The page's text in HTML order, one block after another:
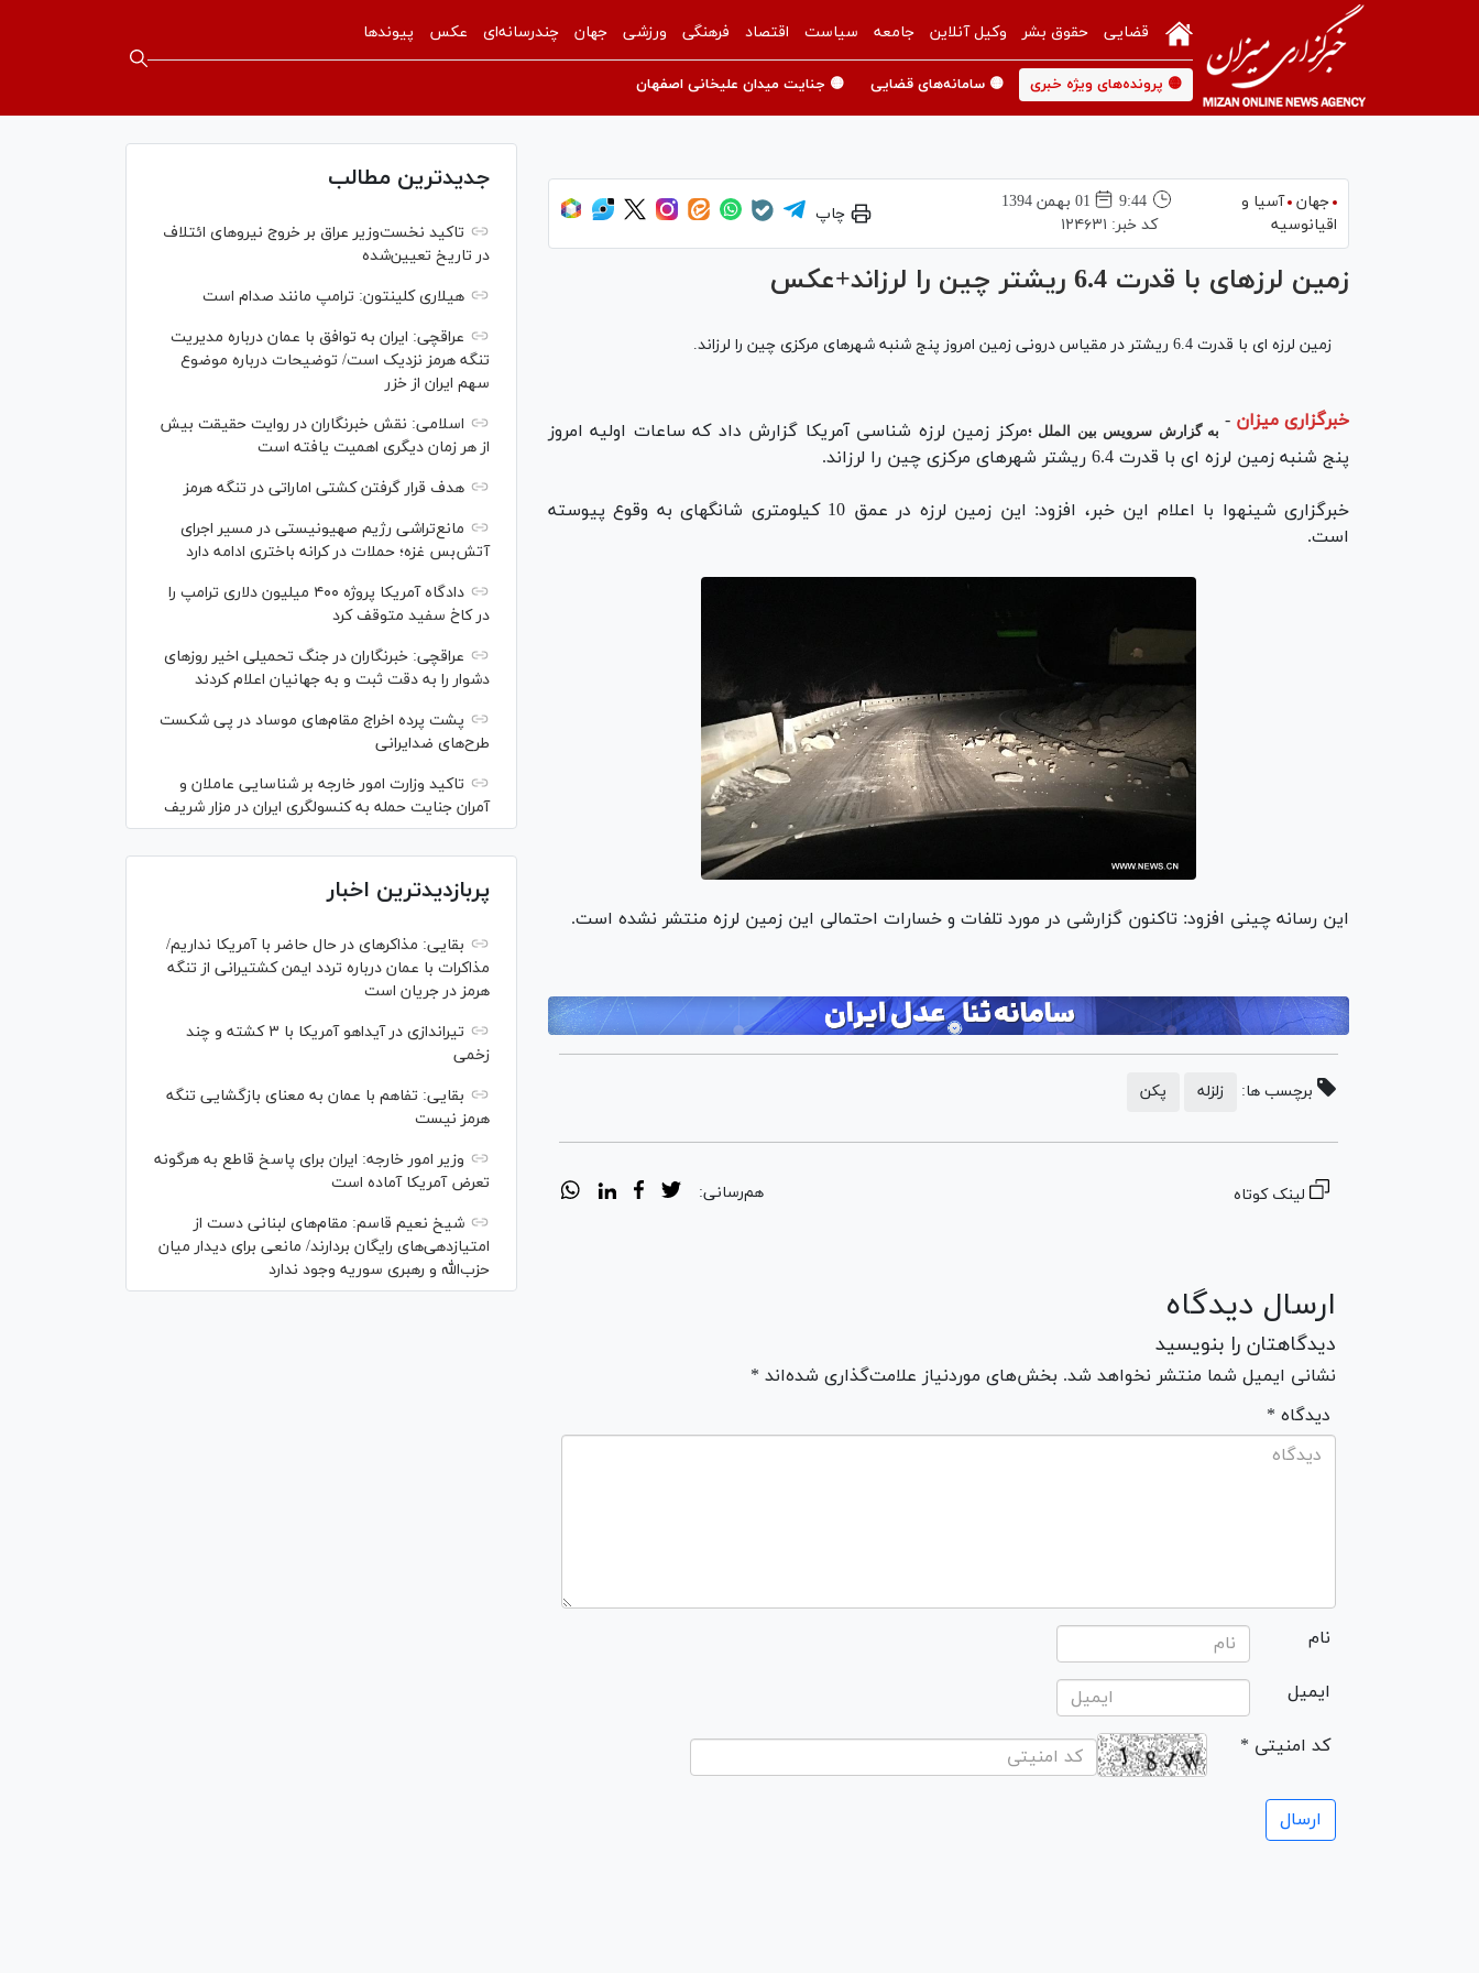
قضایی حقوق بشر وکیل آنلاین جامعه سیاست اقتصاد فرهنگی ورزشی جهان چندرسانه‌ای عکس پیوندها
🟡 پرونده‌های ویژه خبری 🟡 سامانه‌های قضایی 🟡 جنایت میدان علیخانی اصفهان
جهان آسیا و
اقیانوسیه
9:44
01 بهمن 1394
کد خبر: ۱۲۴۶۳۱
چاپ
زمین لرزه‎ای با قدرت 6.4 ریشتر چین را لرزاند+عکس
زمین لرزه ای با قدرت 6.4 ریشتر در مقیاس درونی زمین امروز پنج شنبه شهرهای مرکزی چین را لرزاند.
خبرگزاری میزان - به گزارش سرویس بین الملل؛مرکز زمین لرزه شناسی آمریکا گزارش داد که ساعات اولیه امروز
پنج شنبه زمین لرزه ای با قدرت 6.4 ریشتر شهرهای مرکزی چین را لرزاند.
خبرگزاری شینهوا با اعلام این خبر، افزود: این زمین لرزه در عمق 10 کیلومتری شانگهای به وقوع پیوسته
است.
این رسانه چینی افزود: تاکنون گزارشی در مورد تلفات و خسارات احتمالی این زمین لرزه منتشر نشده است.
برچسب ها: زلزله پکن
لینک کوتاه هم‌رسانی:
ارسال دیدگاه
دیدگاهتان را بنویسید
نشانی ایمیل شما منتشر نخواهد شد. بخش‌های موردنیاز علامت‌گذاری شده‌اند *
* دیدگاه
نام
ایمیل
* کد امنیتی
جدیدترین مطالب
تاکید نخست‌وزیر عراق بر خروج نیروهای ائتلاف
در تاریخ تعیین‌شده
هیلاری کلینتون: ترامپ مانند صدام است
عراقچی: ایران به توافق با عمان درباره مدیریت
تنگه هرمز نزدیک است/ توضیحات درباره موضوع
سهم ایران از خزر
اسلامی: نقش خبرنگاران در روایت حقیقت بیش
از هر زمان دیگری اهمیت یافته است
هدف قرار گرفتن کشتی اماراتی در تنگه هرمز
مانع‌تراشی رژیم صهیونیستی در مسیر اجرای
آتش‌بس غزه؛ حملات در کرانه باختری ادامه دارد
دادگاه آمریکا پروژه ۴۰۰ میلیون دلاری ترامپ را
در کاخ سفید متوقف کرد
عراقچی: خبرنگاران در جنگ تحمیلی اخیر روز‌های
دشوار را به دقت ثبت و به جهانیان اعلام کردند
پشت پرده اخراج مقام‌های موساد در پی شکست
طرح‌های ضدایرانی
تاکید وزارت امور خارجه بر شناسایی عاملان و
آمران جنایت حمله به کنسولگری ایران در مزار شریف
پربازدیدترین اخبار
بقایی: مذاکره‎ای در حال حاضر با آمریکا نداریم/
مذاکرات با عمان درباره تردد ایمن کشتیرانی از تنگه
هرمز در جریان است
تیراندازی در آیداهو آمریکا با ۳ کشته و چند
زخمی
بقایی: تفاهم با عمان به معنای بازگشایی تنگه
هرمز نیست
وزیر امور خارجه: ایران برای پاسخ قاطع به هرگونه
تعرض آمریکا آماده است
شیخ نعیم قاسم: مقام‌های لبنانی دست از
امتیازدهی‌های رایگان بردارند/ مانعی برای دیدار میان
حزب‌الله و رهبری سوریه وجود ندارد